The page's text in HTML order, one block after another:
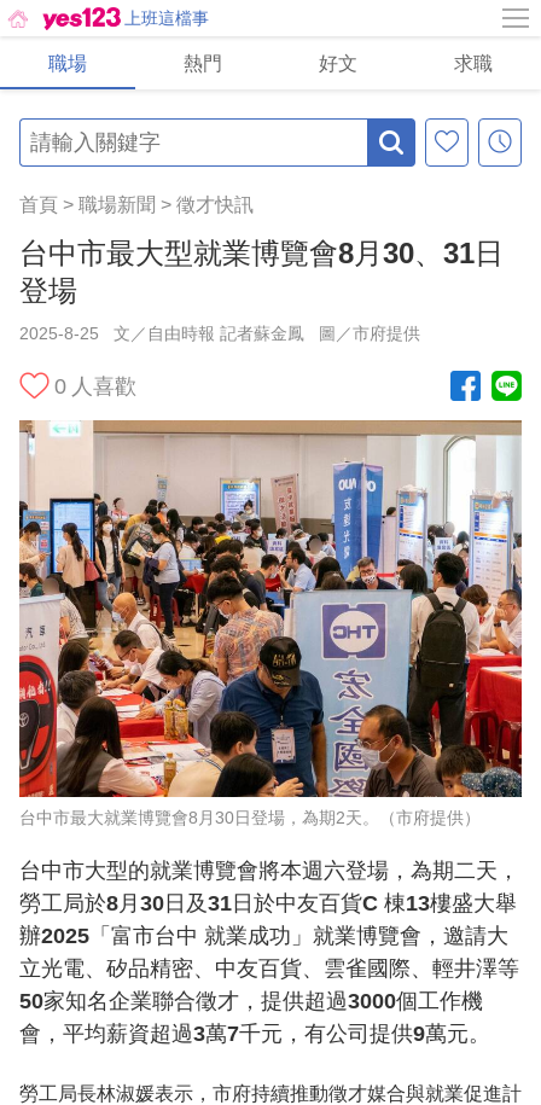
上班這檔事
職場 熱門 好文 求職
首頁 > 職場新聞 > 徵才快訊
台中市最大型就業博覽會8月30、31日
登場
2025-8-25 文／自由時報 記者蘇金鳳 圖／市府提供
0 人喜歡
台中市最大就業博覽會8月30日登場，為期2天。（市府提供）
台中市大型的就業博覽會將本週六登場，為期二天，
勞工局於8月30日及31日於中友百貨C 棟13樓盛大舉
辦2025「富市台中 就業成功」就業博覽會，邀請大
立光電、矽品精密、中友百貨、雲雀國際、輕井澤等
50家知名企業聯合徵才，提供超過3000個工作機
會，平均薪資超過3萬7千元，有公司提供9萬元。
勞工局長林淑媛表示，市府持續推動徵才媒合與就業促進計